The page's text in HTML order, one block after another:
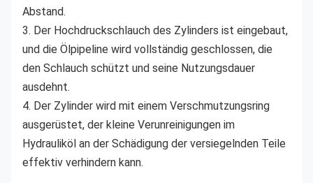
Abstand.
3. Der Hochdruckschlauch des Zylinders ist eingebaut,
und die Ölpipeline wird vollständig geschlossen, die
den Schlauch schützt und seine Nutzungsdauer
ausdehnt.
4. Der Zylinder wird mit einem Verschmutzungsring
ausgerüstet, der kleine Verunreinigungen im
Hydrauliköl an der Schädigung der versiegelnden Teile
effektiv verhindern kann.